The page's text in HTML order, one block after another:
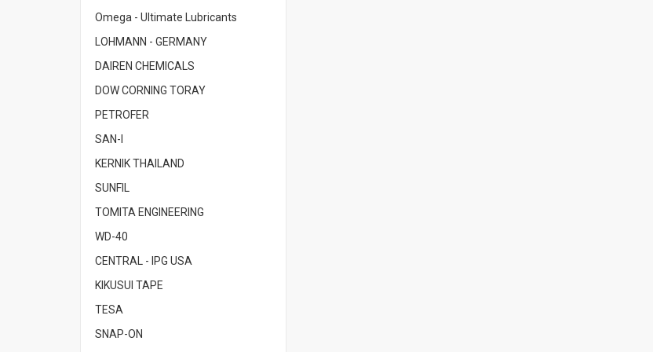
Omega - Ultimate Lubricants
LOHMANN - GERMANY
DAIREN CHEMICALS
DOW CORNING TORAY
PETROFER
SAN-I
KERNIK THAILAND
SUNFIL
TOMITA ENGINEERING
WD-40
CENTRAL - IPG USA
KIKUSUI TAPE
TESA
SNAP-ON